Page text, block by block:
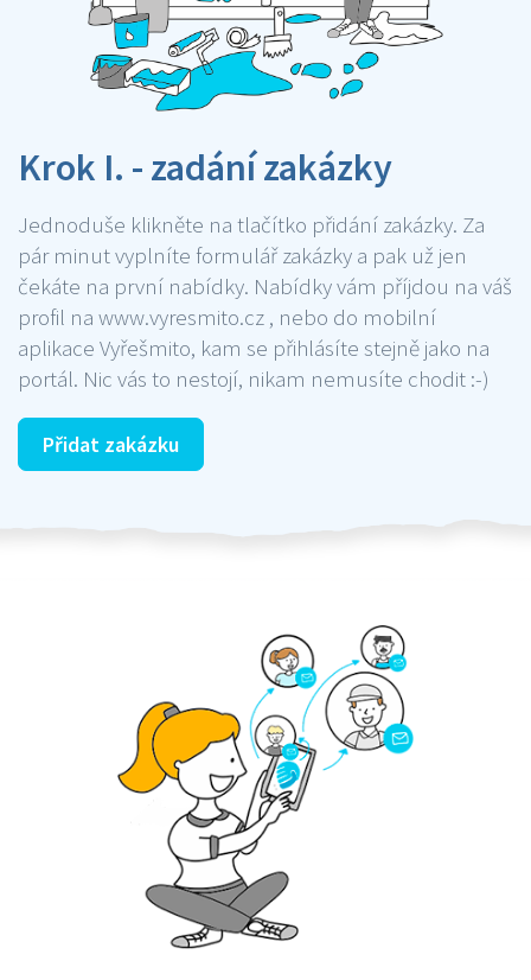
Krok I. - zadání zakázky
Jednoduše klikněte na tlačítko přidání zakázky. Za
pár minut vyplníte formulář zakázky a pak už jen
čekáte na první nabídky. Nabídky vám příjdou na váš
profil na www.vyresmito.cz , nebo do mobilní
aplikace Vyřešmito, kam se přihlásíte stejně jako na
portál. Nic vás to nestojí, nikam nemusíte chodit :-)
Přidat zakázku